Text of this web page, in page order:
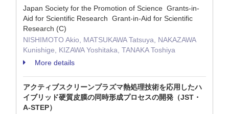
Japan Society for the Promotion of Science Grants-in-
Aid for Scientific Research Grant-in-Aid for Scientific
Research (C)
NISHIMOTO Akio, MATSUKAWA Tatsuya, NAKAZAWA
Kunishige, KIZAWA Yoshitaka, TANAKA Toshiya
More details
アクティブスクリーンプラズマ熱処理技術を応用したハ
イブリッド硬質皮膜の同時形成プロセスの開発（JST・
A-STEP）